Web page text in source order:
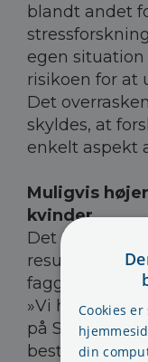
blandt andet
egen
risikoen for at
Det
skyldes, at
enkelt aspekt
Muligvis
kvinder
Det åbner for
resultaterne
faggrupper
»Vi har lavet
på
bestemt, at
Cookies
din